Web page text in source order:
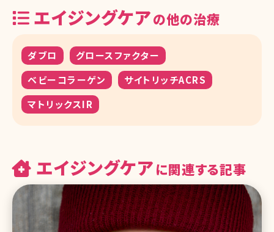
エイジングケアの他の治療
ダブロ
グロースファクター
ベビーコラーゲン
サイトリッチACRS
マトリックスIR
エイジングケア に関連する記事